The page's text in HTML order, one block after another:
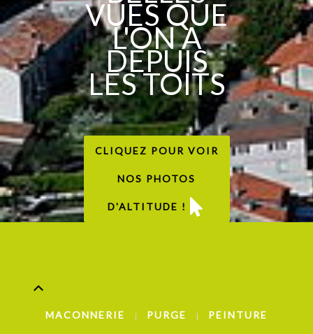
VUES QUE
L'ON A
DEPUIS
LES TOITS
CLIQUEZ POUR VOIR
NOS PHOTOS
D'ALTITUDE !
MACONNERIE PURGE PEINTURE